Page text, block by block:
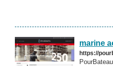
marine
https://